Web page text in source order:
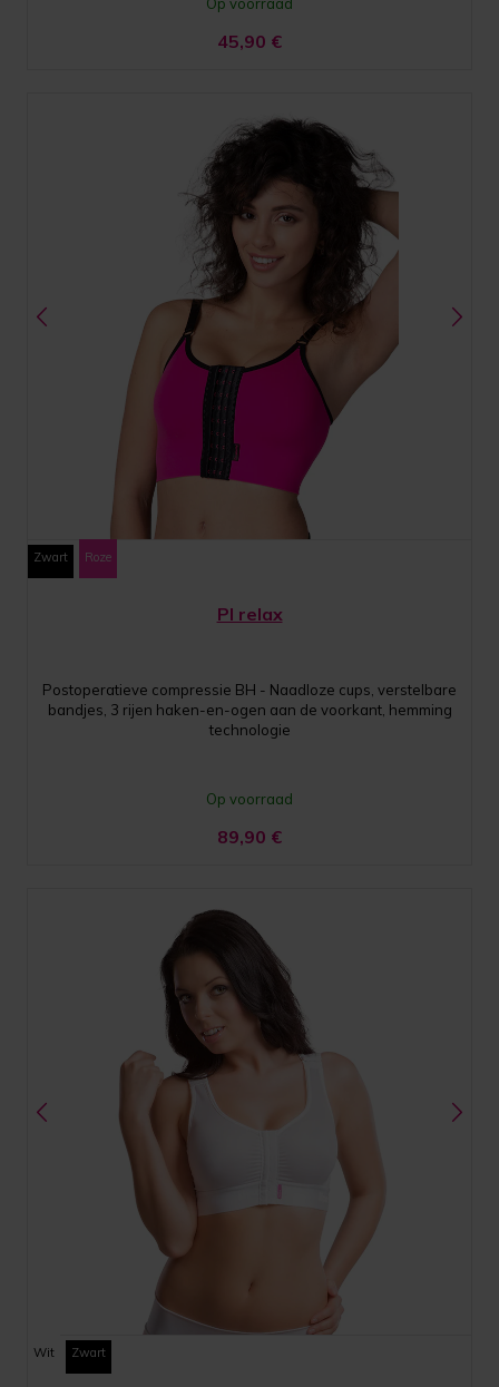
Op voorraad
45,90 €
Zwart Roze
PI relax
Postoperatieve compressie BH - Naadloze cups, verstelbare
bandjes, 3 rijen haken-en-ogen aan de voorkant, hemming
technologie
Op voorraad
89,90 €
Wit Zwart